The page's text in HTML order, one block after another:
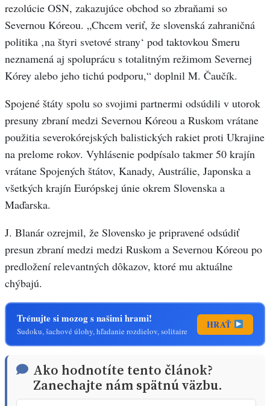
rezolúcie OSN, zakazujúce obchod so zbraňami so
Severnou Kóreou. „Chcem veriť, že slovenská zahraničná
politika ‚na štyri svetové strany‘ pod taktovkou Smeru
neznamená aj spoluprácu s totalitným režimom Severnej
Kórey alebo jeho tichú podporu,“ doplnil M. Čaučík.
Spojené štáty spolu so svojimi partnermi odsúdili v utorok
presuny zbraní medzi Severnou Kóreou a Ruskom vrátane
použitia severokórejských balistických rakiet proti Ukrajine
na prelome rokov. Vyhlásenie podpísalo takmer 50 krajín
vrátane Spojených štátov, Kanady, Austrálie, Japonska a
všetkých krajín Európskej únie okrem Slovenska a
Maďarska.
J. Blanár ozrejmil, že Slovensko je pripravené odsúdiť
presun zbraní medzi medzi Ruskom a Severnou Kóreou po
predložení relevantných dôkazov, ktoré mu aktuálne
chýbajú.
Trénujte si mozog s našimi hrami!
Sudoku, šachové úlohy, hľadanie rozdielov, solitaire
HRAŤ
Ako hodnotíte tento článok?
Zanechajte nám spätnú väzbu.